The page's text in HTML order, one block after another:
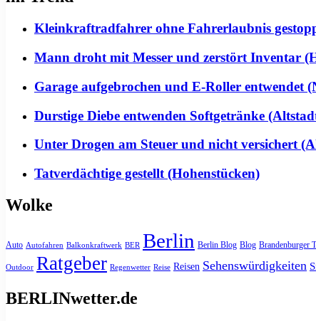
Kleinkraftradfahrer ohne Fahrerlaubnis
Mann droht mit Messer und zerstört Inventar
Garage aufgebrochen und E-Roller entwendet
Durstige Diebe entwenden Softgetränke
Unter Drogen am Steuer und nicht versichert
Tatverdächtige gestellt (Hohenstücken)
Wolke
Auto Autofahren Balkonkraftwerk BER Berlin Berlin Blog Blog Brandenburger
Outdoor Ratgeber Regenwetter Reise Reisen Sehenswürdigkeiten
BERLINwetter.de